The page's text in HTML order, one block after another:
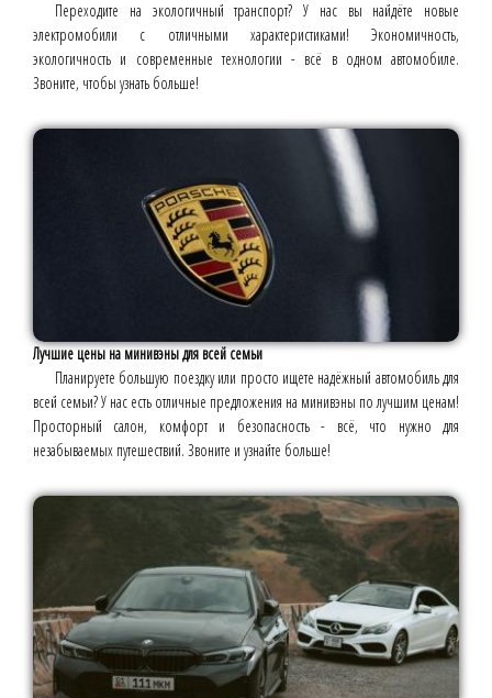
Переходите на экологичный транспорт? У нас вы найдёте новые
электромобили с отличными характеристиками! Экономичность,
экологичность и современные технологии - всё в одном автомобиле.
Звоните, чтобы узнать больше!
Лучшие цены на минивэны для всей семьи
Планируете большую поездку или просто ищете надёжный автомобиль для
всей семьи? У нас есть отличные предложения на минивэны по лучшим ценам!
Просторный салон, комфорт и безопасность - всё, что нужно для
незабываемых путешествий. Звоните и узнайте больше!